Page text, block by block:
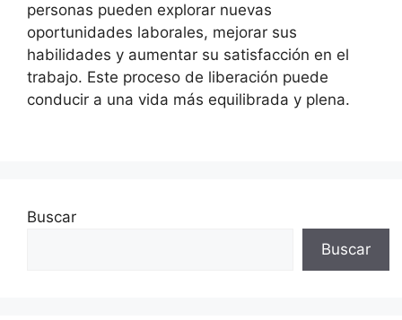
personas pueden explorar nuevas
oportunidades laborales, mejorar sus
habilidades y aumentar su satisfacción en el
trabajo. Este proceso de liberación puede
conducir a una vida más equilibrada y plena.
Buscar
Buscar